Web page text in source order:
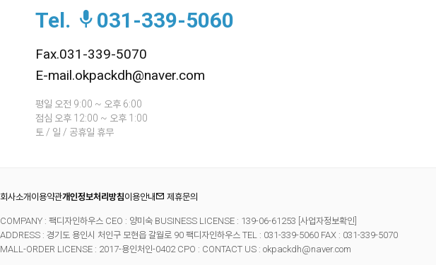
Tel. 031-339-5060
Fax.031-339-5070
E-mail.okpackdh@naver.com
평일 오전 9:00 ~ 오후 6:00
점심 오후 12:00 ~ 오후 1:00
토 / 일 / 공휴일 휴무
회사소개이용약관개인정보처리방침이용안내 제휴문의
COMPANY : 팩디자인하우스 CEO : 양미숙 BUSINESS LICENSE : 139-06-61253 [사업자정보확인]
ADDRESS : 경기도 용인시 처인구 모현읍 갈월로 90 팩디자인하우스 TEL : 031-339-5060 FAX : 031-339-5070
MALL-ORDER LICENSE : 2017-용인처인-0402 CPO : CONTACT US : okpackdh@naver.com